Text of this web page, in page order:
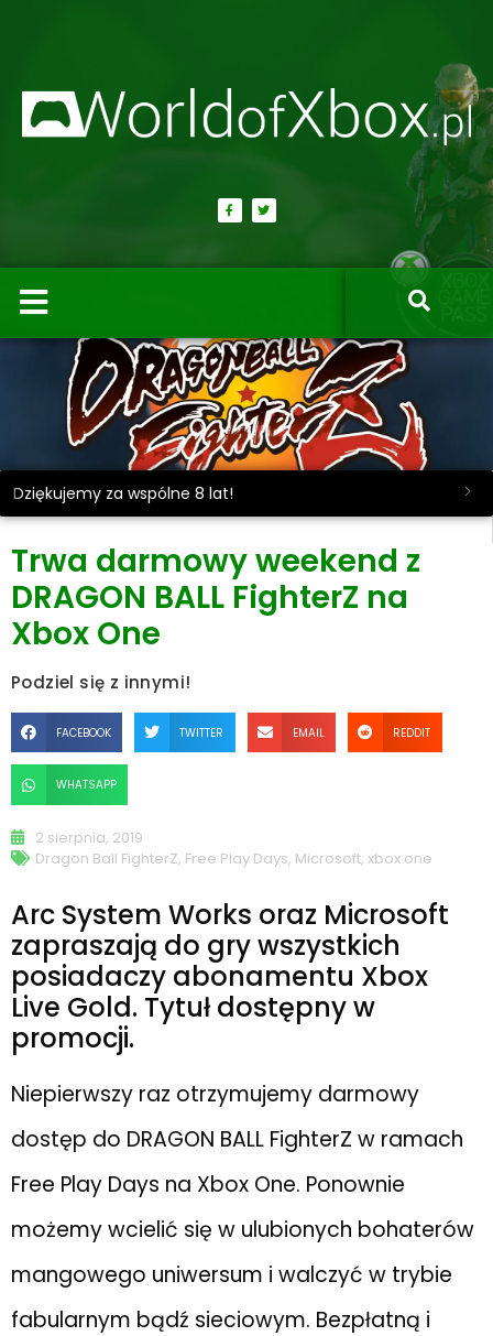
Dziękujemy za wspólne 8 lat!
Trwa darmowy weekend z
DRAGON BALL FighterZ na
Xbox One
Podziel się z innymi!
FACEBOOK TWITTER EMAIL REDDIT
WHATSAPP
2 sierpnia, 2019
Dragon Ball FighterZ, Free Play Days, Microsoft, xbox one
Arc System Works oraz Microsoft
zapraszają do gry wszystkich
posiadaczy abonamentu Xbox
Live Gold. Tytuł dostępny w
promocji.
Niepierwszy raz otrzymujemy darmowy
dostęp do DRAGON BALL FighterZ w ramach
Free Play Days na Xbox One. Ponownie
możemy wcielić się w ulubionych bohaterów
mangowego uniwersum i walczyć w trybie
fabularnym bądź sieciowym. Bezpłatną i